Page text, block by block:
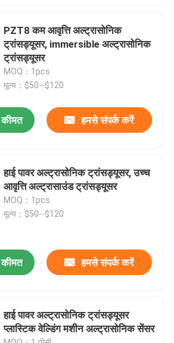
करें
ट्रांसड्यूसर
PZT8 कम आवृत्ति अल्ट्रासोनिक
ट्रांसड्यूसर, immersible अल्ट्रासोनिक
ट्रांसड्यूसर
MOQ：1pcs
मूल्य：$50--$120
हमसे संपर्क करें
हाई पावर अल्ट्रासोनिक ट्रांसड्यूसर, उच्च
आवृत्ति अल्ट्रासाउंड ट्रांसड्यूसर
MOQ：1pcs
मूल्य：$50--$120
हमसे संपर्क करें
हाई पावर अल्ट्रासोनिक ट्रांसड्यूसर
प्लास्टिक वेल्डिंग मशीन अल्ट्रासोनिक सेंसर